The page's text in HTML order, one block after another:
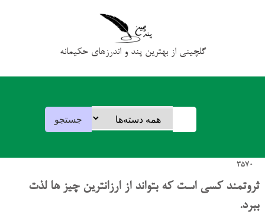
گلچینی از بهترین پند و اندرزهای حکیمانه
3570
ثروتمند کسی است که بتواند از ارزانترین چیز ها لذت
ببرد.